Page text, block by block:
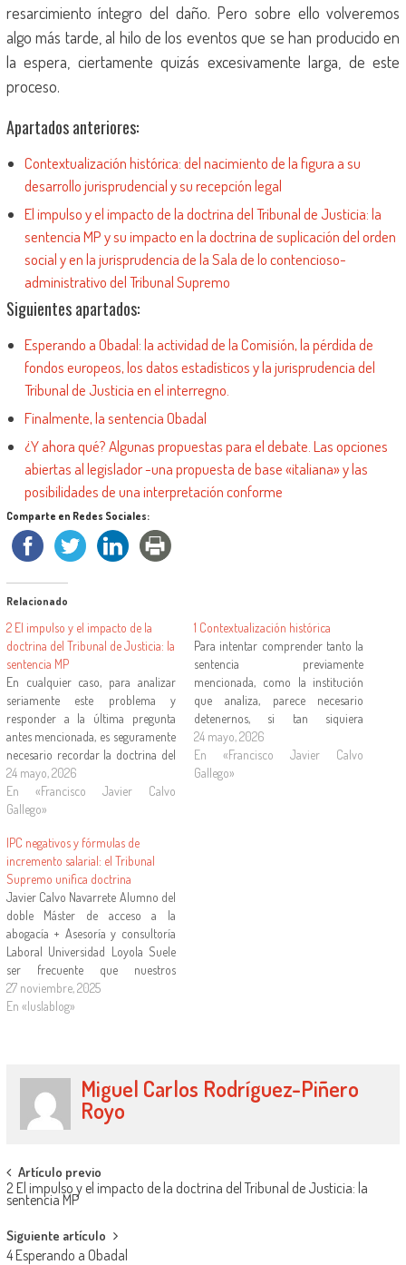
resarcimiento íntegro del daño. Pero sobre ello volveremos
algo más tarde, al hilo de los eventos que se han producido en
la espera, ciertamente quizás excesivamente larga, de este
proceso.
Apartados anteriores:
Contextualización histórica: del nacimiento de la figura a su
desarrollo jurisprudencial y su recepción legal
El impulso y el impacto de la doctrina del Tribunal de Justicia: la
sentencia MP y su impacto en la doctrina de suplicación del orden
social y en la jurisprudencia de la Sala de lo contencioso-
administrativo del Tribunal Supremo
Siguientes apartados:
Esperando a Obadal: la actividad de la Comisión, la pérdida de
fondos europeos, los datos estadísticos y la jurisprudencia del
Tribunal de Justicia en el interregno.
Finalmente, la sentencia Obadal
¿Y ahora qué? Algunas propuestas para el debate. Las opciones
abiertas al legislador -una propuesta de base «italiana» y las
posibilidades de una interpretación conforme
Comparte en Redes Sociales:
Relacionado
2 El impulso y el impacto de la
doctrina del Tribunal de Justicia: la
sentencia MP
En cualquier caso, para analizar
seriamente este problema y
responder a la última pregunta
antes mencionada, es seguramente
necesario recordar la doctrina del
Tribunal de Justicia, así como su
impacto, no solo en los distintos
tribunal españoles del orden social,
otras instituciones europeas y,…
24 mayo, 2026
En «Francisco Javier Calvo
Gallego»
1 Contextualización histórica
Para intentar comprender tanto la
sentencia previamente
mencionada, como la institución
que analiza, parece necesario
detenernos, si tan siquiera
brevemente, en un rápido
recordatorio de estas cuestiones y
de su evolución durante estos
24 mayo, 2026
En «Francisco Javier Calvo
Gallego»
IPC negativos y fórmulas de
incremento salarial: el Tribunal
Supremo unifica doctrina
Javier Calvo Navarrete Alumno del
doble Máster de acceso a la
abogacía + Asesoría y consultoría
Laboral Universidad Loyola Suele
ser frecuente que nuestros
convenios colectivos establezcan
fórmulas de incremento salarial
anual- anterior. De…
27 noviembre, 2025
En «Iuslablog»
Miguel Carlos Rodríguez-Piñero
Royo
Artículo previo
2 El impulso y el impacto de la doctrina del Tribunal de Justicia: la
sentencia MP
Siguiente artículo
4 Esperando a Obadal